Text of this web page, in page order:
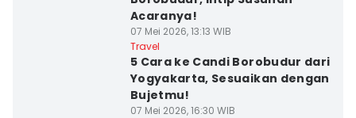
Acaranya!
07 Mei 2026, 13:13 WIB
Travel
5 Cara ke Candi Borobudur dari
Yogyakarta, Sesuaikan dengan
Bujetmu!
07 Mei 2026, 16:30 WIB